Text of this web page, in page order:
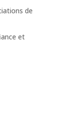
de
et